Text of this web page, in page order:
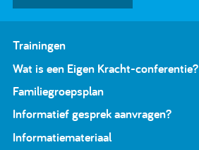
Trainingen
Wat is een Eigen Kracht-conferentie?
Familiegroepsplan
Informatief gesprek aanvragen?
Informatiemateriaal